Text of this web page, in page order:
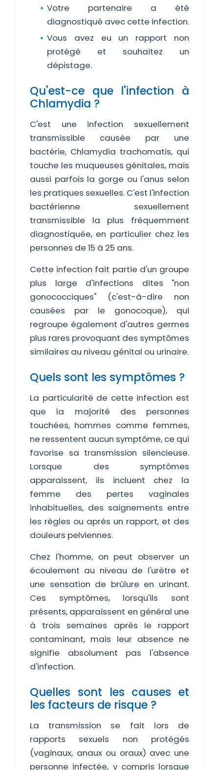
Votre partenaire a été
diagnostiqué avec cette infection.
Vous avez eu un rapport non
protégé et souhaitez un
dépistage.
Qu'est-ce que l'infection à
Chlamydia ?
C'est une infection sexuellement
transmissible causée par une
bactérie, Chlamydia trachomatis, qui
touche les muqueuses génitales, mais
aussi parfois la gorge ou l'anus selon
les pratiques sexuelles. C'est l'infection
bactérienne sexuellement
transmissible la plus fréquemment
diagnostiquée, en particulier chez les
personnes de 15 à 25 ans.
Cette infection fait partie d'un groupe
plus large d'infections dites "non
gonococciques" (c'est-à-dire non
causées par le gonocoque), qui
regroupe également d'autres germes
plus rares provoquant des symptômes
similaires au niveau génital ou urinaire.
Quels sont les symptômes ?
La particularité de cette infection est
que la majorité des personnes
touchées, hommes comme femmes,
ne ressentent aucun symptôme, ce qui
favorise sa transmission silencieuse.
Lorsque des symptômes
apparaissent, ils incluent chez la
femme des pertes vaginales
inhabituelles, des saignements entre
les règles ou après un rapport, et des
douleurs pelviennes.
Chez l'homme, on peut observer un
écoulement au niveau de l'urètre et
une sensation de brûlure en urinant.
Ces symptômes, lorsqu'ils sont
présents, apparaissent en général une
à trois semaines après le rapport
contaminant, mais leur absence ne
signifie absolument pas l'absence
d'infection.
Quelles sont les causes et
les facteurs de risque ?
La transmission se fait lors de
rapports sexuels non protégés
(vaginaux, anaux ou oraux) avec une
personne infectée, y compris lorsque